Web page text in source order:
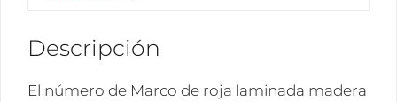
Descripción
El número de Marco de roja laminada madera